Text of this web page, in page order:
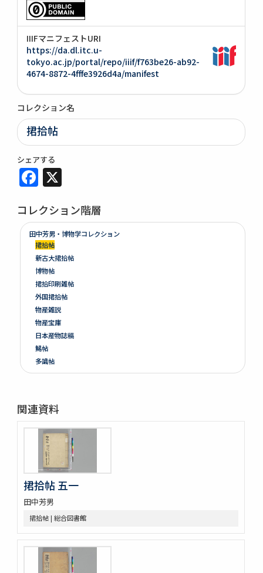
IIIFマニフェストURI
https://da.dl.itc.u-
tokyo.ac.jp/portal/repo/iiif/f763be26-ab92-
4674-8872-4fffe3926d4a/manifest
コレクション名
捃拾帖
シェアする
Facebook
コレクション階層
田中芳男・博物学コレクション
捃拾帖
新古大捃拾帖
博物帖
捃拾印刷雑帖
外国捃拾帖
物産雑説
物産宝庫
日本産物誌稿
鯣帖
多識帖
明治六年墺國博覽會出品寫真帖
神都印刷帖附農業館掛図・絵
共進会並水産博覧会帖
繭絲織物陶漆器共進会帖
博物學寫眞圖
鳥類標本及寫眞圖
雀巣庵禽譜
隨観冩真 20巻 (存4巻)
蟲豸圖譜 (存2巻)
坤輿圖説
象志
鶴虱攷 1巻附聖恵方1巻醫方類聚撮鈔1巻
関連資料
捃拾帖 五一
田中芳男
捃拾帖 | 総合図書館